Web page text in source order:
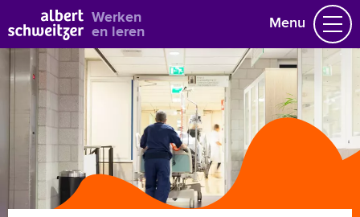
Werken
en leren Menu
Vacatures
Vakgebieden
Opleidingen & Stages
Flexibel werken
Hoe wij het doen
Vrijwilligerswerk
Bekijk alle vacatures